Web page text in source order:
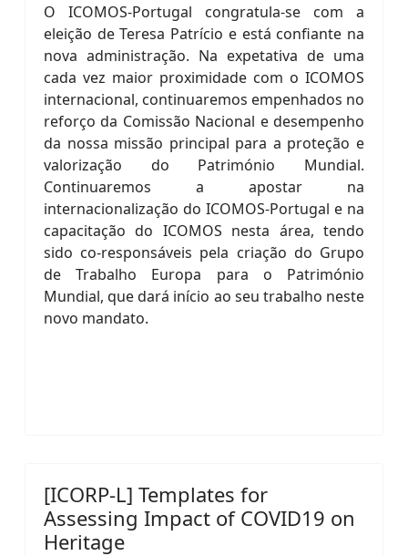
O ICOMOS-Portugal congratula-se com a
eleição de Teresa Patrício e está confiante na
nova administração. Na expetativa de uma
cada vez maior proximidade com o ICOMOS
internacional, continuaremos empenhados no
reforço da Comissão Nacional e desempenho
da nossa missão principal para a proteção e
valorização do Património Mundial.
Continuaremos a apostar na
internacionalização do ICOMOS-Portugal e na
capacitação do ICOMOS nesta área, tendo
sido co-responsáveis pela criação do Grupo
de Trabalho Europa para o Património
Mundial, que dará início ao seu trabalho neste
novo mandato.
[ICORP-L] Templates for
Assessing Impact of COVID19 on
Heritage